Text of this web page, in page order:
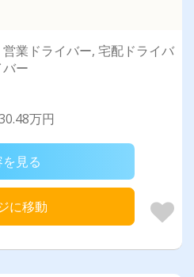
業ドライバー, 宅配ドライバ
ー
万円
見る
に移動